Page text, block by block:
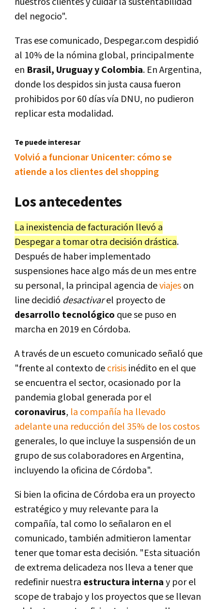
del negocio".
Tras ese comunicado, Despegar.com despidió
al 10% de la nómina global, principalmente
en Brasil, Uruguay y Colombia. En Argentina,
donde los despidos sin justa causa fueron
prohibidos por 60 días vía DNU, no pudieron
replicar esta modalidad.
Te puede interesar
Volvió a funcionar Unicenter: cómo se
atiende a los clientes del shopping
Los antecedentes
La inexistencia de facturación llevó a
Despegar a tomar otra decisión drástica.
Después de haber implementado
suspensiones hace algo más de un mes entre
su personal, la principal agencia deviajeson
line decidió desactivarel proyecto de
desarrollo tecnológico que se puso en
marcha en 2019 en Córdoba.
A través de un escueto comunicado señaló que
"frente al contexto decrisisinédito en el que
se encuentra el sector, ocasionado por la
pandemia global generada por el
coronavirus, la compañía ha llevado
adelante una reducción del 35% de los costos
generales, lo que incluye la suspensión de un
grupo de sus colaboradores en Argentina,
incluyendo la oficina de Córdoba".
Si bien la oficina de Córdoba era un proyecto
estratégico y muy relevante para la
compañía, tal como lo señalaron en el
comunicado, también admitieron lamentar
tener que tomar esta decisión. "Esta situación
de extrema delicadeza nos lleva a tener que
redefinir nuestra estructura internay por el
scope de trabajo y los proyectos que se llevan